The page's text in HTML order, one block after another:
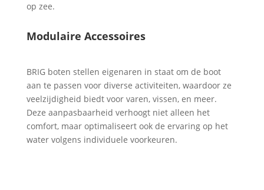
op zee.
Modulaire Accessoires
BRIG boten stellen eigenaren in staat om de boot
aan te passen voor diverse activiteiten, waardoor ze
veelzijdigheid biedt voor varen, vissen, en meer.
Deze aanpasbaarheid verhoogt niet alleen het
comfort, maar optimaliseert ook de ervaring op het
water volgens individuele voorkeuren.